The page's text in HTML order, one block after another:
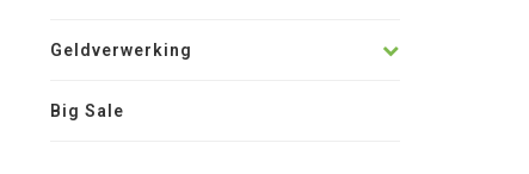
Geldverwerking
Big Sale